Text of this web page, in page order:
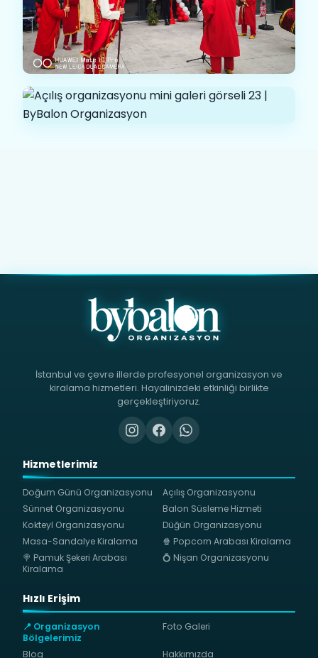
İstanbul ve çevre illerde profesyonel organizasyon ve
kiralama hizmetleri. Hayalinizdeki etkinliği birlikte
gerçekleştiriyoruz.
Hizmetlerimiz
Doğum Günü Organizasyonu
Açılış Organizasyonu
Sünnet Organizasyonu
Balon Süsleme Hizmeti
Kokteyl Organizasyonu
Düğün Organizasyonu
Masa-Sandalye Kiralama
🍿 Popcorn Arabası Kiralama
🍭 Pamuk Şekeri Arabası
Kiralama
💍 Nişan Organizasyonu
Hızlı Erişim
📍 Organizasyon
Bölgelerimiz
Foto Galeri
Blog Hakkımızda